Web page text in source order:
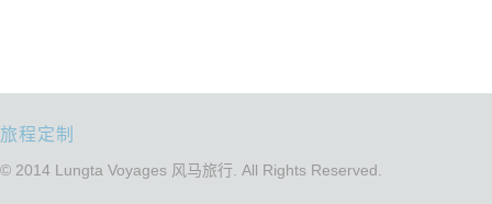
旅程定制
© 2014 Lungta Voyages 风马旅行. All Rights Reserved.